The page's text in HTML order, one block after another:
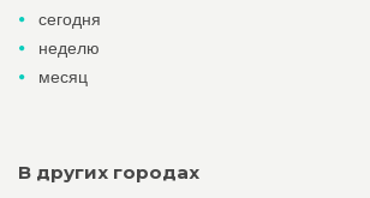
сегодня
неделю
месяц
В других городах